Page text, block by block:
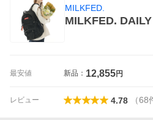
MILKFED.
MILKFED.
最安値 新品： 12,855円
レビュー 4.78 （68